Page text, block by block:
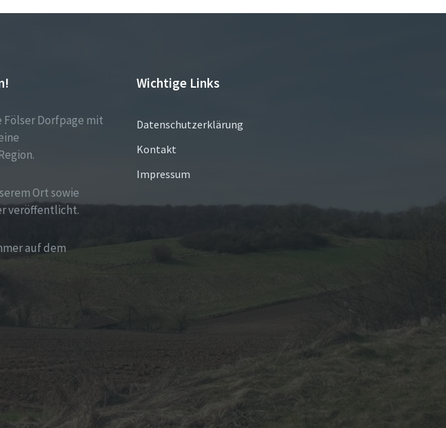
Fölser Dorfpage mit
Ort sowie
veröffentlicht.
auf dem
Wichtige Links
Datenschutzerklärung
Kontakt
Impressum